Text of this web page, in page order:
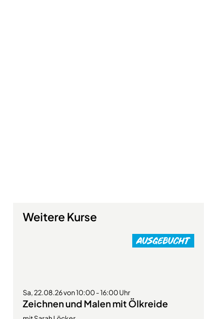
Weitere Kurse
Sa, 22.08.26 von 10:00 - 16:00 Uhr
Zeichnen und Malen mit Ölkreide